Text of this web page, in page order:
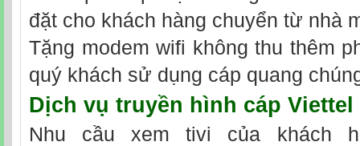
đặt cho khách hàng chuyển từ nhà
Tặng modem wifi không thu thêm
quý khách sử dụng cáp quang
Dịch vụ truyền hình cáp Viettel
Nhu cầu xem tivi của khách